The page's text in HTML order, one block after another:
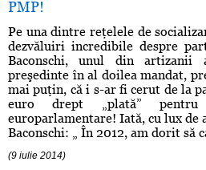
PMP!
Pe una dintre reţelele de
dezvăluiri incredibile despre
Baconschi, unul din artizanii
preşedinte în al doilea mandat,
mai puţin, că i s-ar fi cerut de la
euro drept „plată”
europarlamentare! Iată, cu lux de
Baconschi: „ În 2012, am dorit să
(9 iulie 2014)